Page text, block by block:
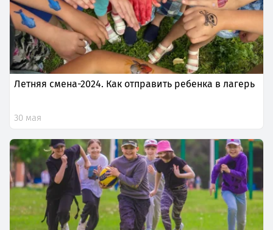
Летняя смена-2024. Как отправить ребенка в лагерь
30 мая